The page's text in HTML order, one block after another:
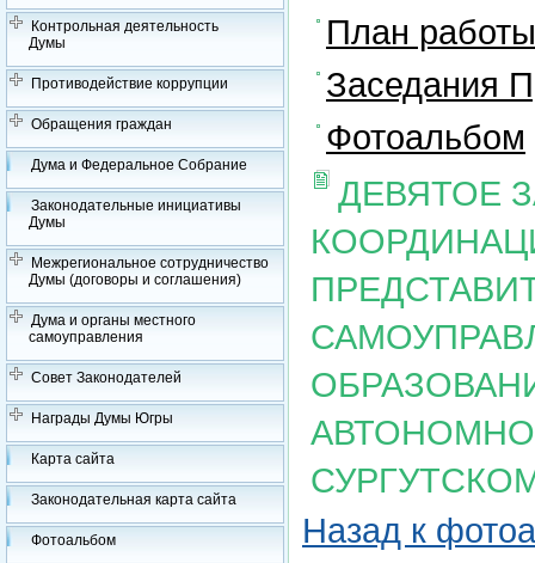
Контрольная деятельность
Думы
Противодействие коррупции
Обращения граждан
Дума и Федеральное Собрание
Законодательные инициативы
Думы
Межрегиональное сотрудничество
Думы (договоры и соглашения)
Дума и органы местного
самоуправления
Совет Законодателей
Награды Думы Югры
Карта сайта
Законодательная карта сайта
Фотоальбом
План
Заседания
Фотоальбом
ДЕВЯТОЕ
Назад к